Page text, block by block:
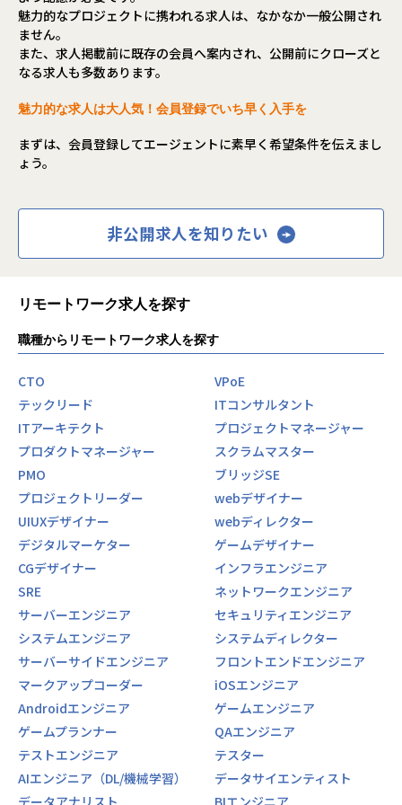
魅力的なプロジェクトに携われる求人は、なかなか一般公開され
ません。
また、求人掲載前に既存の会員へ案内され、公開前にクローズと
なる求人も多数あります。
魅力的な求人は大人気！会員登録でいち早く入手を
まずは、会員登録してエージェントに素早く希望条件を伝えまし
ょう。
非公開求人を知りたい
リモートワーク求人を探す
職種からリモートワーク求人を探す
CTO
VPoE
テックリード
ITコンサルタント
ITアーキテクト
プロジェクトマネージャー
プロダクトマネージャー
スクラムマスター
PMO
ブリッジSE
プロジェクトリーダー
webデザイナー
UIUXデザイナー
webディレクター
デジタルマーケター
ゲームデザイナー
CGデザイナー
インフラエンジニア
SRE
ネットワークエンジニア
サーバーエンジニア
セキュリティエンジニア
システムエンジニア
システムディレクター
サーバーサイドエンジニア
フロントエンドエンジニア
マークアップコーダー
iOSエンジニア
Androidエンジニア
ゲームエンジニア
ゲームプランナー
QAエンジニア
テストエンジニア
テスター
AIエンジニア（DL/機械学習）
データサイエンティスト